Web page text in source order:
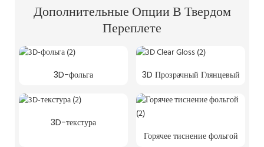
Дополнительные Опции В Твердом
Переплете
3D-фольга 3D Прозрачный Глянцевый
3D-текстура
Горячее тиснение фольгой